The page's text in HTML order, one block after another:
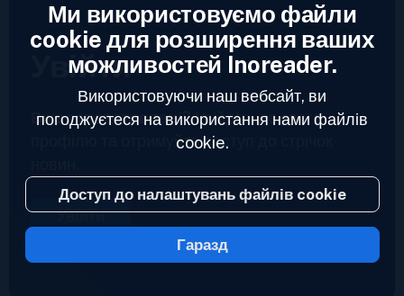
Увійти
Вже зареєстровані?Увійдіть до свого
профілю та отримуйте доступ до стрічок
Увійти
2023 © Inoreader
Ми використовуємо файли
cookie для розширення ваших
можливостей Inoreader.
Використовуючи наш вебсайт, ви
погоджуєтеся на використання нами файлів
cookie.
Доступ до налаштувань файлів cookie
Гаразд